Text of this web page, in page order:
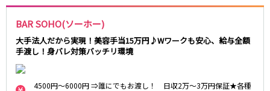
BAR SOHO(ソーホー)
大手法人だから実現！美容手当15万円♪Wワークも安心、給与全額
手渡し！身バレ対策バッチリ環境
4500円～6000円 ⇒誰にでもお渡し！ 日収2万～3万円保証★各種
戸塚駅
辻堂駅
小田原駅